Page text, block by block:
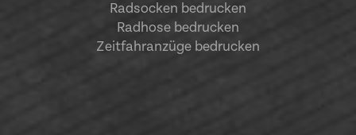
Radsocken bedrucken
Radhose bedrucken
Zeitfahranzüge bedrucken